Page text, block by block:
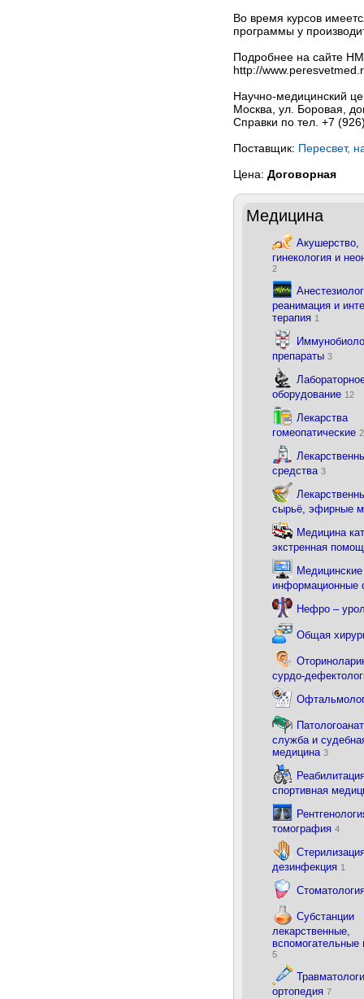
Во время курсов
программы у
Подробнее на сайте
http://
Научно-медицинский
Москва, ул. Боровая,
Справки по тел. +7
Поставщик: Пересвет,
Цена: Договорная
Медицина
Акушерство,
гинекология и
2
реанимация и
терапия 1
препараты 3
оборудование 12
Лекарства
гомеопатические
средства 3
сырьё, эфирные
Медицина
экстренная
Медицинские
информационные
Нефро –
Общая
сурдо-
служба и
медицина 3
спортивная
томография 4
дезинфекция 1
Субстанции
лекарственные,
вспомогательные
5
ортопедия 7